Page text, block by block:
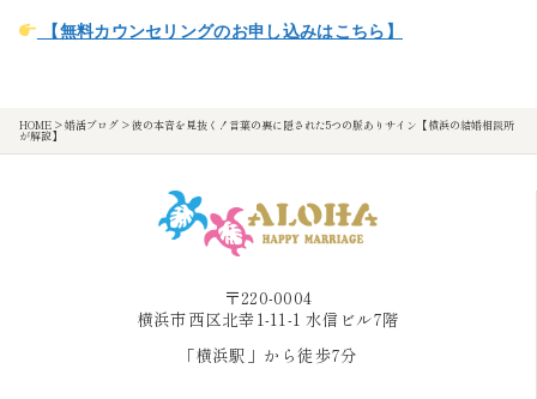
【無料カウンセリングのお申し込みはこちら】
HOME>婚活ブログ>彼の本音を見抜く！言葉の裏に隠された5つの脈ありサイン【横浜の結婚相談所
が解説】
〒220-0004
横浜市西区北幸1-11-1 水信ビル7階
「横浜駅」から徒歩7分